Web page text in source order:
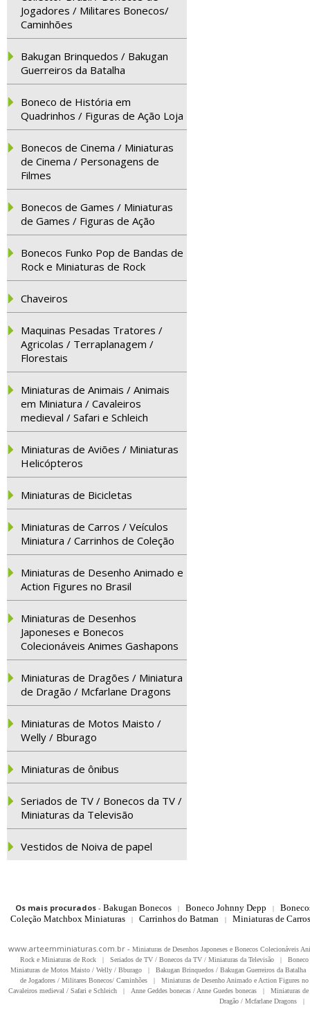
Jogadores / Militares Bonecos/
Caminhões
Bakugan Brinquedos / Bakugan
Guerreiros da Batalha
Boneco de História em
Quadrinhos / Figuras de Ação Loja
Bonecos de Cinema / Miniaturas
de Cinema / Personagens de
Filmes
Bonecos de Games / Miniaturas
de Games / Figuras de Ação
Bonecos Funko Pop de Bandas de
Rock e Miniaturas de Rock
Chaveiros
Maquinas Pesadas Tratores /
Agricolas / Terraplanagem /
Florestais
Miniaturas de Animais / Animais
em Miniatura / Cavaleiros
medieval / Safari e Schleich
Miniaturas de Aviões / Miniaturas
Helicópteros
Miniaturas de Bicicletas
Miniaturas de Carros / Veículos
Miniatura / Carrinhos de Coleção
Miniaturas de Desenho Animado e
Action Figures no Brasil
Miniaturas de Desenhos
Japoneses e Bonecos
Colecionáveis Animes Gashapons
Miniaturas de Dragões / Miniatura
de Dragão / Mcfarlane Dragons
Miniaturas de Motos Maisto /
Welly / Bburago
Miniaturas de ônibus
Seriados de TV / Bonecos da TV /
Miniaturas da Televisão
Vestidos de Noiva de papel
Os mais procurados- Bakugan Bonecos | Boneco Johnny Depp |
Coleção Matchbox Miniaturas
| Carrinhos do Batman | Miniaturas de
www.arteemminiaturas.com.br - Miniaturas de Desenhos Japoneses e Bonecos Colecionáveis
Rock e Miniaturas de Rock
| Seriados de TV / Bonecos da TV / Miniaturas da Televisão |
Miniaturas de Motos Maisto / Welly / Bburago
| Bakugan Brinquedos / Bakugan Guerreiros da Batalha
de Jogadores / Militares Bonecos/ Caminhões
|
Miniaturas de Desenho Animado e Action Figures
Cavaleiros medieval / Safari e Schleich
| Anne Geddes bonecas / Anne Guedes bonecas |
Miniaturas
Dragão / Mcfarlane Dragons
|